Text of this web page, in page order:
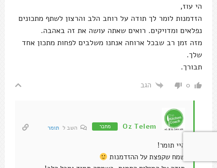
הי עוז,
הזדמנות לומר לך תודה על רוחב הלב והרצון לשתף מתכונים
נפלאים ומדויקים. רואים שאתה עושה את זה באהבה.
מזה זמן רב שבכל ארוחה אנחנו משלבים לפחות מתכון אחד
שלך.
תבורך.
0 הגב
Oz Telem מחבר השב ל תומר
היי תומר!
שמח שקפצת על ההזדמנות